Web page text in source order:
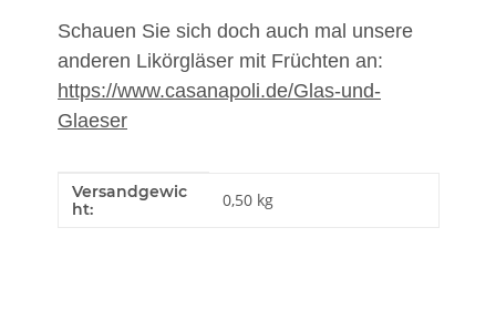
Schauen Sie sich doch auch mal unsere
anderen Likörgläser mit Früchten an:
https://www.casanapoli.de/Glas-und-
Glaeser
Produkteigenschaft
Wert
Versandgewic
ht:
0,50 kg